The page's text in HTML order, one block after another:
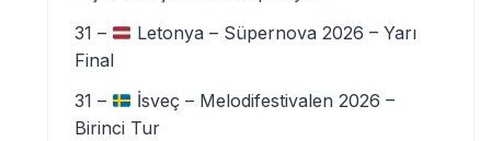
31 –
Letonya – Süpernova 2026 – Yarı
Final
31 –
İsveç – Melodifestivalen 2026 –
Birinci Tur